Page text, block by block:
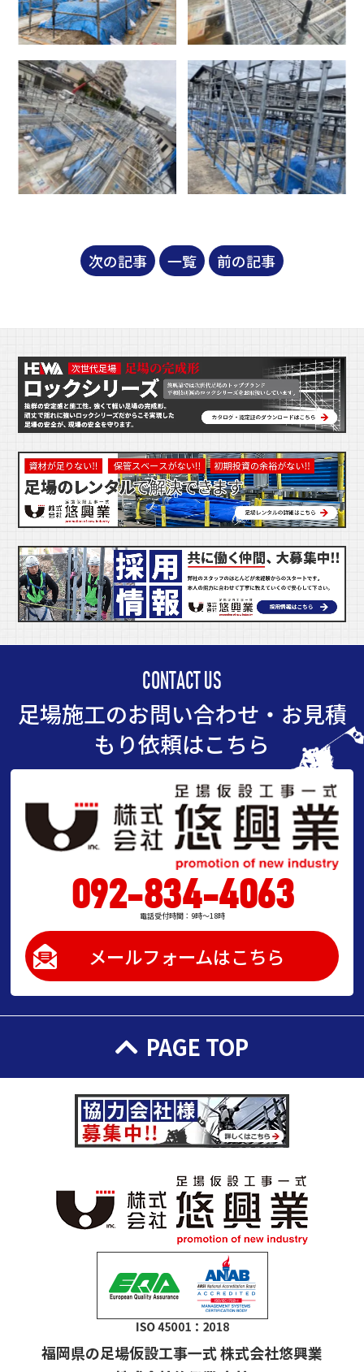
次の記事 一覧 前の記事
CONTACT US
足場施工のお問い合わせ・お見積
もり依頼はこちら
092-834-4063
電話受付時間：9時～18時
メールフォームはこちら
PAGE TOP
福岡県の足場仮設工事一式 株式会社悠興業